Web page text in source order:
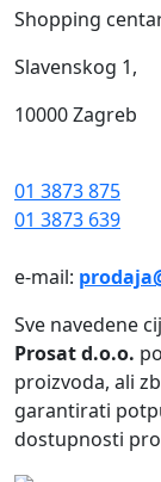
Shopping
Slavenskog 1,
10000 Zagreb
01 3873 875
01 3873 639
e-mail:
Sve navedene
Prosat d.o.o.
proizvoda, ali
garantirati
dostupnosti